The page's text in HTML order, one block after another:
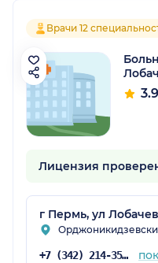
Врачи 12
3.9
Лицензия
г Пермь, ул
+7 (342) 214-35-25